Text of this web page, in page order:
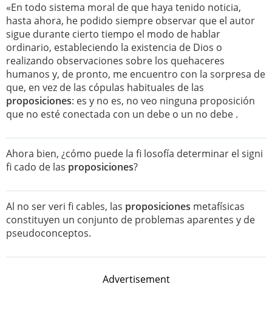
«En todo sistema moral de que haya tenido noticia,
hasta ahora, he podido siempre observar que el autor
sigue durante cierto tiempo el modo de hablar
ordinario, estableciendo la existencia de Dios o
realizando observaciones sobre los quehaceres
humanos y, de pronto, me encuentro con la sorpresa de
que, en vez de las cópulas habituales de las
proposiciones: es y no es, no veo ninguna proposición
que no esté conectada con un debe o un no debe .
Ahora bien, ¿cómo puede la fi losofía determinar el signi
fi cado de las proposiciones?
Al no ser veri fi cables, las proposiciones metafísicas
constituyen un conjunto de problemas aparentes y de
pseudoconceptos.
Advertisement